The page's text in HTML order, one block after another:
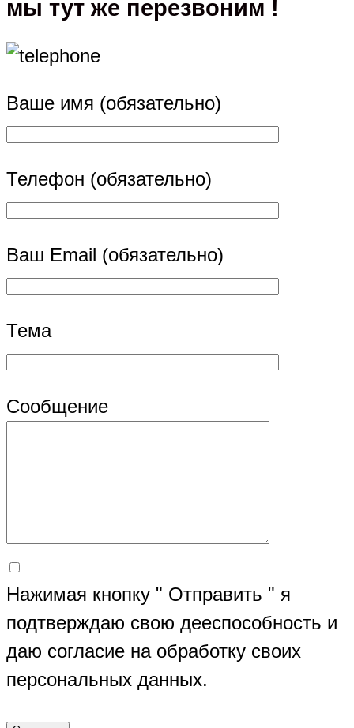
мы тут же перезвоним !
Ваше имя (обязательно)
Телефон (обязательно)
Ваш Email (обязательно)
Тема
Сообщение
Нажимая кнопку " Отправить " я
подтверждаю свою дееспособность и
даю согласие на обработку своих
персональных данных.